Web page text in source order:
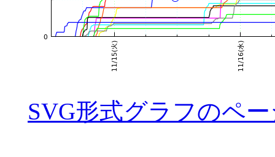
SVG形式グラフのペ